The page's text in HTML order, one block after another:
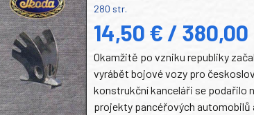
280 str.
14,50 € / 380,00
Okamžitě po vzniku republiky
vyrábět bojové vozy pro
konstrukční kanceláři se podařilo
projekty pancéřových automobilů